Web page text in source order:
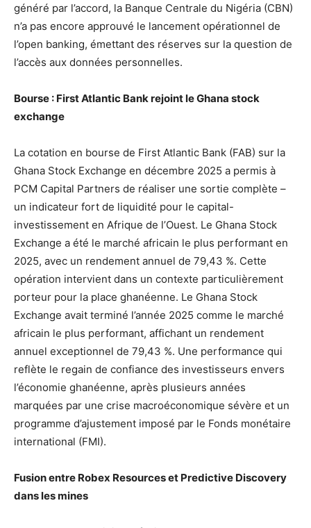
généré par l’accord, la Banque Centrale du Nigéria (CBN)
n’a pas encore approuvé le lancement opérationnel de
l’open banking, émettant des réserves sur la question de
l’accès aux données personnelles.
Bourse : First Atlantic Bank rejoint le Ghana stock
exchange
La cotation en bourse de First Atlantic Bank (FAB) sur la
Ghana Stock Exchange en décembre 2025 a permis à
PCM Capital Partners de réaliser une sortie complète –
un indicateur fort de liquidité pour le capital-
investissement en Afrique de l’Ouest. Le Ghana Stock
Exchange a été le marché africain le plus performant en
2025, avec un rendement annuel de 79,43 %. Cette
opération intervient dans un contexte particulièrement
porteur pour la place ghanéenne. Le Ghana Stock
Exchange avait terminé l’année 2025 comme le marché
africain le plus performant, affichant un rendement
annuel exceptionnel de 79,43 %. Une performance qui
reflète le regain de confiance des investisseurs envers
l’économie ghanéenne, après plusieurs années
marquées par une crise macroéconomique sévère et un
programme d’ajustement imposé par le Fonds monétaire
international (FMI).
Fusion entre Robex Resources et Predictive Discovery
dans les mines